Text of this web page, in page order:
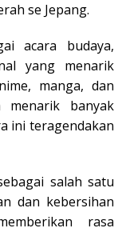
se Jepang.
acara budaya,
yang menarik
manga, dan
menarik banyak
ini teragendakan
salah satu
dan kebersihan
rasa